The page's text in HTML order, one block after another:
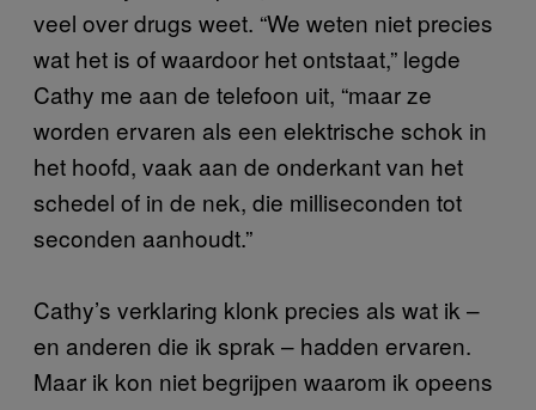
veel over drugs weet. “We weten niet precies
wat het is of waardoor het ontstaat,” legde
Cathy me aan de telefoon uit, “maar ze
worden ervaren als een elektrische schok in
het hoofd, vaak aan de onderkant van het
schedel of in de nek, die milliseconden tot
seconden aanhoudt.”
Cathy’s verklaring klonk precies als wat ik –
en anderen die ik sprak – hadden ervaren.
Maar ik kon niet begrijpen waarom ik opeens